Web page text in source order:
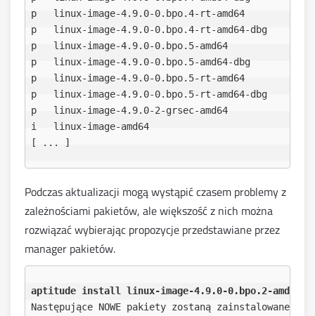
p   linux-image-4.9.0-
p   linux-image-4.9.0-0.bpo.4-rt-
p   linux-image-4.9.0-
p   linux-image-4.9.0-0.bpo.5-
p   linux-image-4.9.0-
p   linux-image-4.9.0-0.bpo.5-rt-
p   linux-image-4.9.0-2-grsec-
i   linux-image-amd64
Podczas aktualizacji mogą wystąpić czasem problemy z
zależnościami pakietów, ale większość z nich można
rozwiązać wybierając propozycje przedstawiane przez
manager pakietów.
aptitude install linux-image-4.9.0-0.bpo.2-amd64
Następujące NOWE pakiety zostaną zainstalowane: